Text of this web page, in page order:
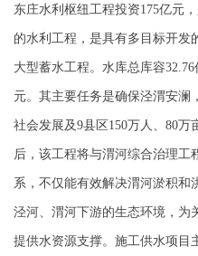
东庄水利枢纽工程投资175亿元，
的水利工程，是具有多目标开发
大型蓄水工程。水库总库容
元。其主要任务是确保泾渭安澜
社会发展及9县区150万人、80
后，该工程将与渭河综合治理工
系，不仅能有效解决渭河淤积和
泾河、渭河下游的生态环境，为
提供水资源支撑。施工供水项目